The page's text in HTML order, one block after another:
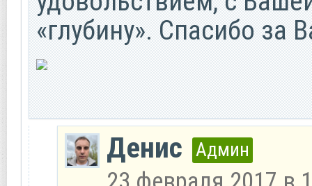
«глубину». Спасибо за
Денис Админ